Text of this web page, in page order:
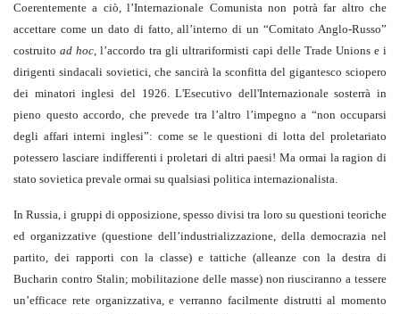
Coerentemente a ciò, l’Internazionale Comunista non potrà far altro che
accettare come un dato di fatto, all’interno di un “Comitato Anglo-Russo”
costruito ad hoc, l’accordo tra gli ultrariformisti capi delle Trade Unions e i
dirigenti sindacali sovietici, che sancirà la sconfitta del gigantesco sciopero
dei minatori inglesi del 1926. L'Esecutivo dell'Internazionale sosterrà in
pieno questo accordo, che prevede tra l’altro l’impegno a “non occuparsi
degli affari interni inglesi”: come se le questioni di lotta del proletariato
potessero lasciare indifferenti i proletari di altri paesi! Ma ormai la ragion di
stato sovietica prevale ormai su qualsiasi politica internazionalista.
In Russia, i gruppi di opposizione, spesso divisi tra loro su questioni teoriche
ed organizzative (questione dell’industrializzazione, della democrazia nel
partito, dei rapporti con la classe) e tattiche (alleanze con la destra di
Bucharin contro Stalin; mobilitazione delle masse) non riusciranno a tessere
un’efficace rete organizzativa, e verranno facilmente distrutti al momento